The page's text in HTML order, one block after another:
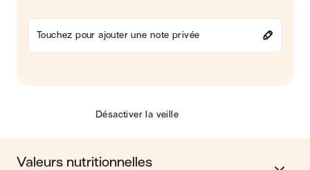
Touchez pour ajouter une note privée
Désactiver la veille
Valeurs nutritionnelles